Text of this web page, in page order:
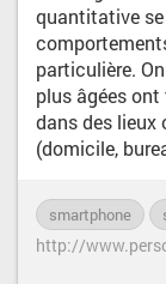
quantitative
particulière.
plus âgées
dans des lieux
(domicile,
smartphone